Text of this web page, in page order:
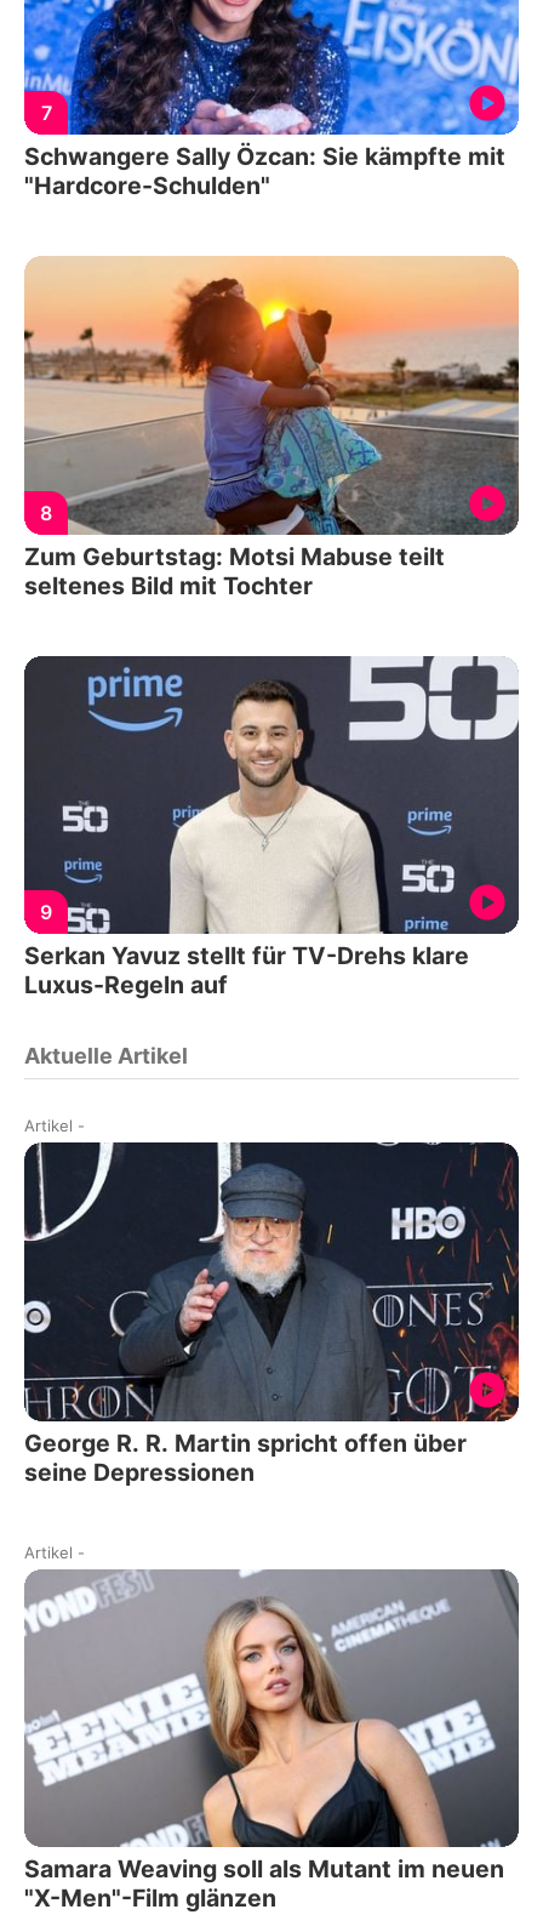
7
Schwangere Sally Özcan: Sie kämpfte mit
"Hardcore-Schulden"
8
Zum Geburtstag: Motsi Mabuse teilt
seltenes Bild mit Tochter
9
Serkan Yavuz stellt für TV-Drehs klare
Luxus-Regeln auf
Aktuelle Artikel
Artikel -
George R. R. Martin spricht offen über
seine Depressionen
Artikel -
Samara Weaving soll als Mutant im neuen
"X-Men"-Film glänzen